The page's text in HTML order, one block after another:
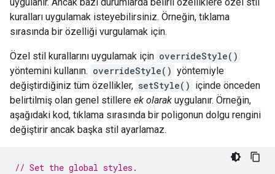
kuralları uygulamak isteyebilirsiniz. Örneğin, tıklama
sırasında bir özelliği vurgulamak için.
Özel stil kurallarını uygulamak için overrideStyle()
yöntemini kullanın. overrideStyle() yöntemiyle
değiştirdiğiniz tüm özellikler, setStyle() içinde önceden
belirtilmiş olan genel stillere ek olarak uygulanır. Örneğin,
aşağıdaki kod, tıklama sırasında bir poligonun dolgu rengini
değiştirir ancak başka stil ayarlamaz.
// Set the global styles.